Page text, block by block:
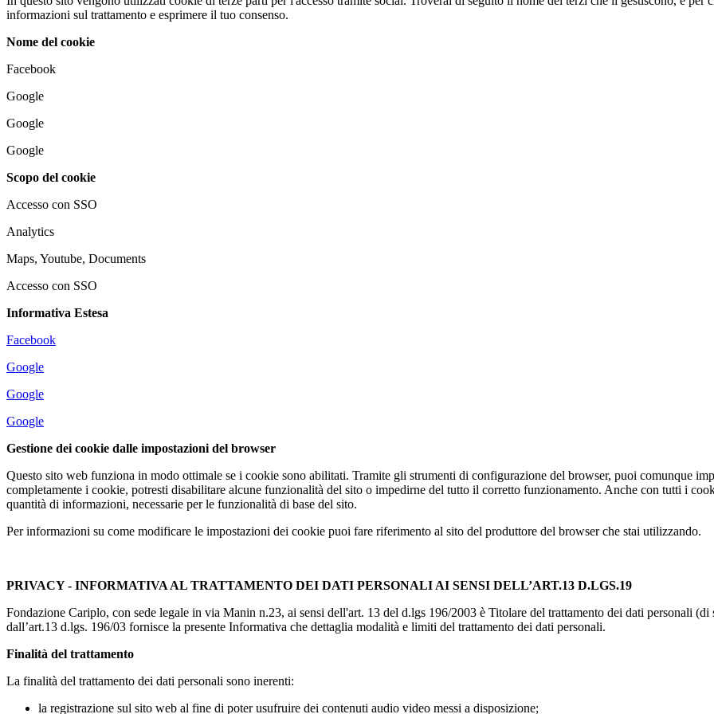
informazioni sul trattamento e esprimere il tuo consenso.
Nome del cookie
Facebook
Google
Google
Google
Scopo del cookie
Accesso con SSO
Analytics
Maps, Youtube, Documents
Accesso con SSO
Informativa Estesa
Facebook
Google
Google
Google
Gestione dei cookie dalle impostazioni del browser
Questo sito web funziona in modo ottimale se i cookie sono abilitati. Tramite gli strumenti di configurazione del browser, puoi comunque
completamente i cookie, potresti disabilitare alcune funzionalità del sito o impedirne del tutto il corretto funzionamento. Anche con tutti i
quantità di informazioni, necessarie per le funzionalità di base del sito.
Per informazioni su come modificare le impostazioni dei cookie puoi fare riferimento al sito del produttore del browser che stai utilizzando.
PRIVACY - INFORMATIVA AL TRATTAMENTO DEI DATI PERSONALI AI SENSI DELL’ART.13 D.LGS.19
Fondazione Cariplo, con sede legale in via Manin n.23, ai sensi dell'art. 13 del d.lgs 196/2003 è Titolare del trattamento dei dati personali
dall’art.13 d.lgs. 196/03 fornisce la presente Informativa che dettaglia modalità e limiti del trattamento dei dati personali.
Finalità del trattamento
La finalità del trattamento dei dati personali sono inerenti:
la registrazione sul sito web al fine di poter usufruire dei contenuti audio video messi a disposizione;